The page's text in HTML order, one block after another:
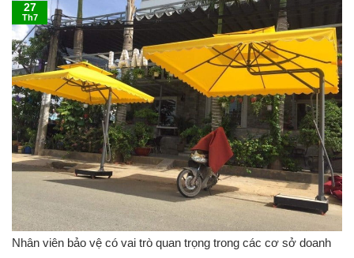
27
Th7
Nhân viên bảo vệ có vai trò quan trọng trong các cơ sở doanh